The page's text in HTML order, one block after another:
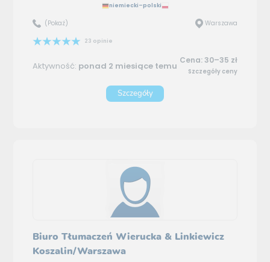
niemiecki–polski
(Pokaż) Warszawa
23 opinie
Aktywność: ponad 2 miesiące temu Cena: 30–35 zł
Szczegóły ceny
Szczegóły
Biuro Tłumaczeń Wierucka & Linkiewicz
Koszalin/Warszawa